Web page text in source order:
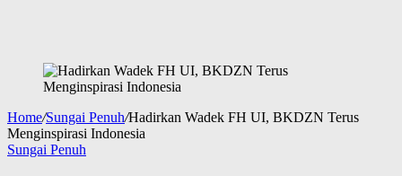
Home/Sungai Penuh/Hadirkan Wadek FH UI, BKDZN Terus
Menginspirasi Indonesia
Sungai Penuh